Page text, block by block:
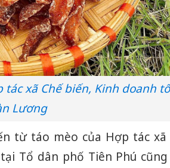
tác xã Chế biến, Kinh doanh
Lương
từ táo mèo của Hợp tác xã
Tổ dân phố Tiên Phú